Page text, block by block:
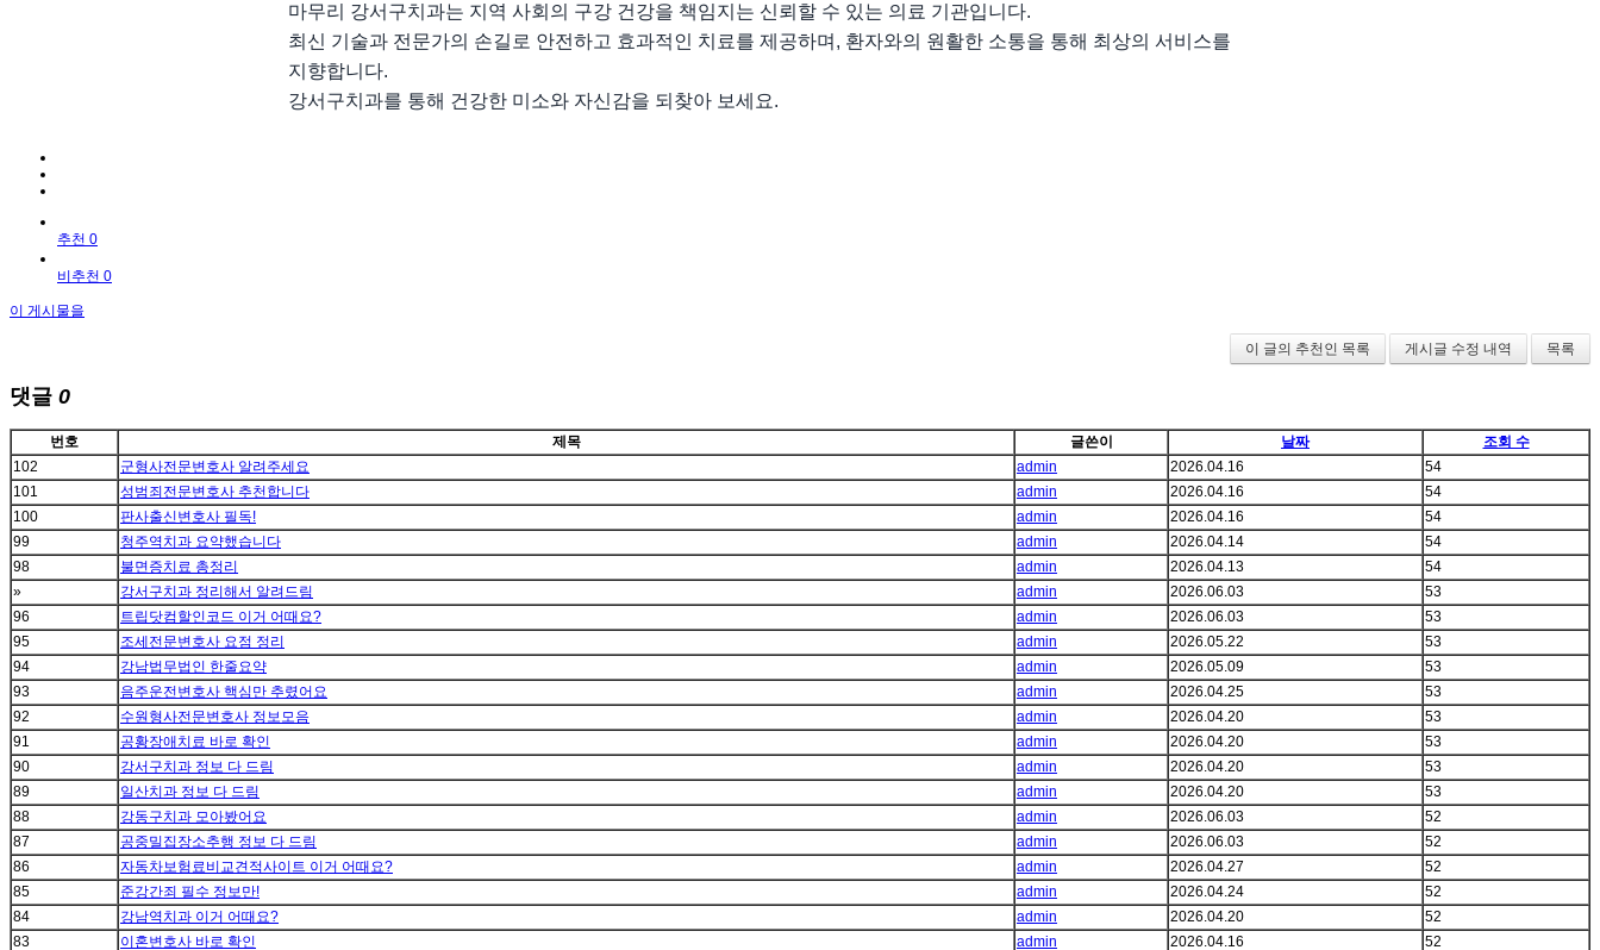
마무리 강서구치과는 지역 사회의 구강 건강을 책임지는 신뢰할 수 있는 의료 기관입니다.
최신 기술과 전문가의 손길로 안전하고 효과적인 치료를 제공하며, 환자와의 원활한 소통을 통해 최상의 서비스를
지향합니다.
강서구치과를 통해 건강한 미소와 자신감을 되찾아 보세요.
추천 0
비추천 0
이 게시물을
이 글의 추천인 목록 게시글 수정 내역 목록
댓글 0
번호 제목 글쓴이 날짜
조회 수
102
군형사전문변호사 알려주세요 admin 2026.04.16
54
101
성범죄전문변호사 추천합니다 admin 2026.04.16
54
100
판사출신변호사 필독! admin 2026.04.16
54
99
청주역치과 요약했습니다 admin 2026.04.14
54
98
불면증치료 총정리 admin 2026.04.13
54
»
강서구치과 정리해서 알려드림 admin 2026.06.03
53
96
트립닷컴할인코드 이거 어때요? admin 2026.06.03
53
95
조세전문변호사 요점 정리 admin 2026.05.22
53
94
강남법무법인 한줄요약 admin 2026.05.09
53
93
음주운전변호사 핵심만 추렸어요 admin 2026.04.25
53
92
수원형사전문변호사 정보모음 admin 2026.04.20
53
91
공황장애치료 바로 확인 admin 2026.04.20
53
90
강서구치과 정보 다 드림 admin 2026.04.20
53
89
일산치과 정보 다 드림 admin 2026.04.20
53
88
강동구치과 모아봤어요 admin 2026.06.03
52
87
공중밀집장소추행 정보 다 드림 admin 2026.06.03
52
86
자동차보험료비교견적사이트 이거 어때요? admin 2026.04.27
52
85
준강간죄 필수 정보만! admin 2026.04.24
52
84
강남역치과 이거 어때요? admin 2026.04.20
52
83
이혼변호사 바로 확인 admin 2026.04.16 52